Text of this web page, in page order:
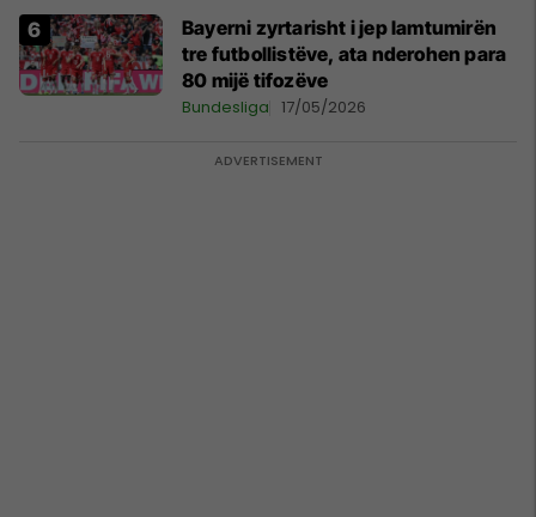
Bayerni zyrtarisht i jep lamtumirën
tre futbollistëve, ata nderohen para
80 mijë tifozëve
Bundesliga 17/05/2026